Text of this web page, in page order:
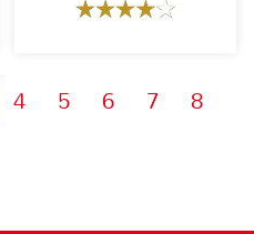
4 5 6 7
8